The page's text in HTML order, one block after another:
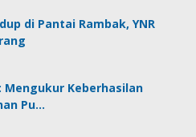
di Pantai Rambak, YNR
Mengukur Keberhasilan
Pu…